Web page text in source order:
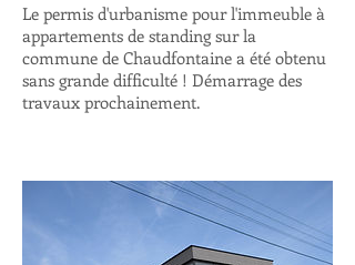
Le permis d'urbanisme pour l'immeuble à
appartements de standing sur la
commune de Chaudfontaine a été obtenu
sans grande difficulté ! Démarrage des
travaux prochainement.